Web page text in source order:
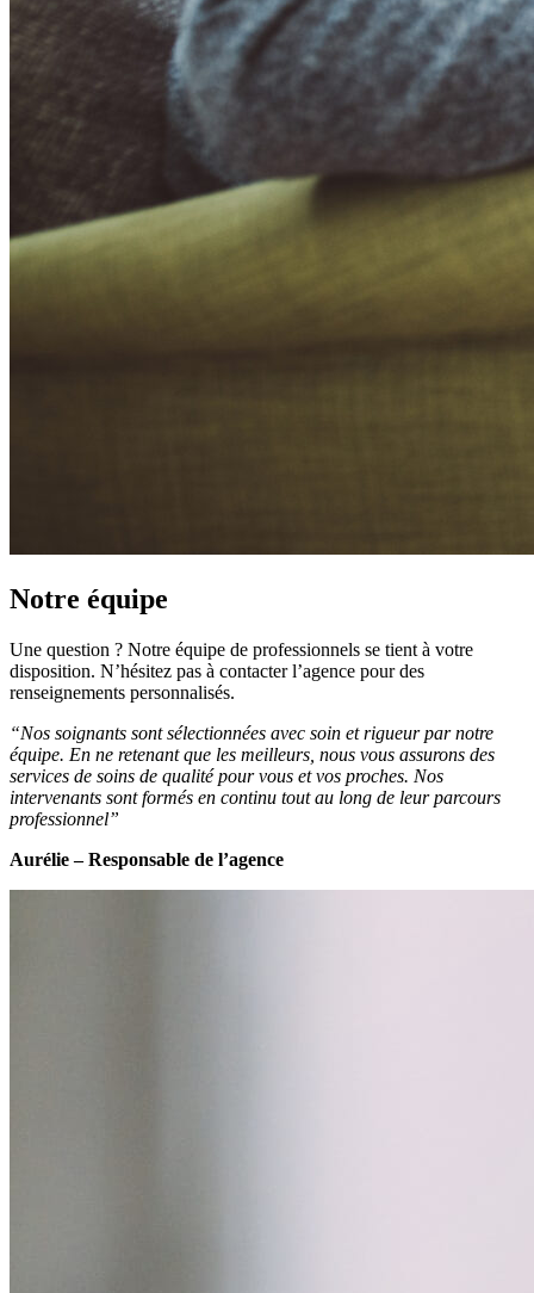
Notre équipe
Une question ? Notre équipe de professionnels se tient à votre
disposition. N’hésitez pas à contacter l’agence pour des
renseignements personnalisés.
“Nos soignants sont sélectionnées avec soin et rigueur par notre
équipe. En ne retenant que les meilleurs, nous vous assurons des
services de soins de qualité pour vous et vos proches. Nos
intervenants sont formés en continu tout au long de leur parcours
professionnel”
Aurélie – Responsable de l’agence